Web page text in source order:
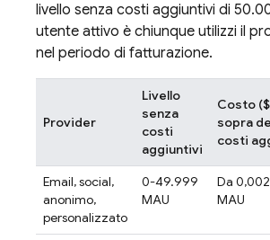
livello senza costi aggiuntivi di
utente attivo è chiunque utilizzi il
nel periodo di fatturazione.
Provider
Livello
senza
costi
aggiuntivi
Costo
sopra
costi
Email, social,
anonimo,
personalizzato
0-49.999
MAU
Da
MAU